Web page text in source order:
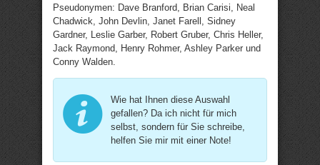
Pseudonymen: Dave Branford, Brian Carisi, Neal
Chadwick, John Devlin, Janet Farell, Sidney
Gardner, Leslie Garber, Robert Gruber, Chris Heller,
Jack Raymond, Henry Rohmer, Ashley Parker und
Conny Walden.
Wie hat Ihnen diese Auswahl
gefallen? Da ich nicht für mich
selbst, sondern für Sie schreibe,
helfen Sie mir mit einer Note!